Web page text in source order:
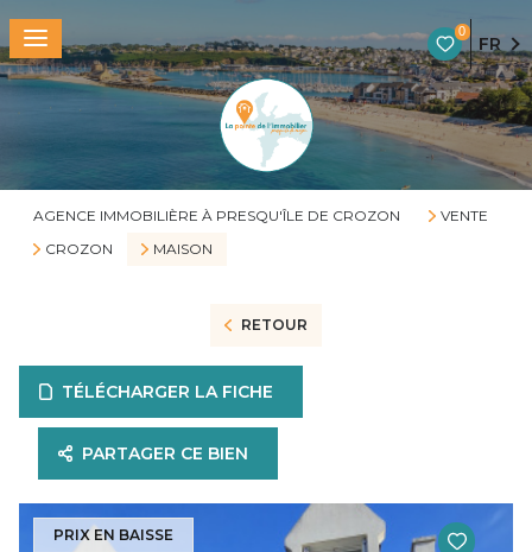
0
FR
AGENCE IMMOBILIÈRE À PRESQU'ÎLE DE CROZON
VENTE
CROZON
MAISON
RETOUR
TÉLÉCHARGER LA FICHE
PARTAGER CE BIEN
PRIX EN BAISSE